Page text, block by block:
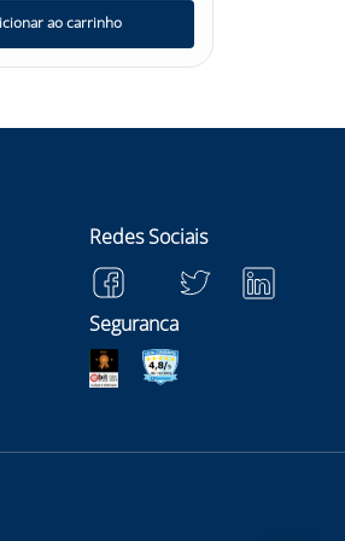
ao carrinho
Redes Sociais
Seguranca